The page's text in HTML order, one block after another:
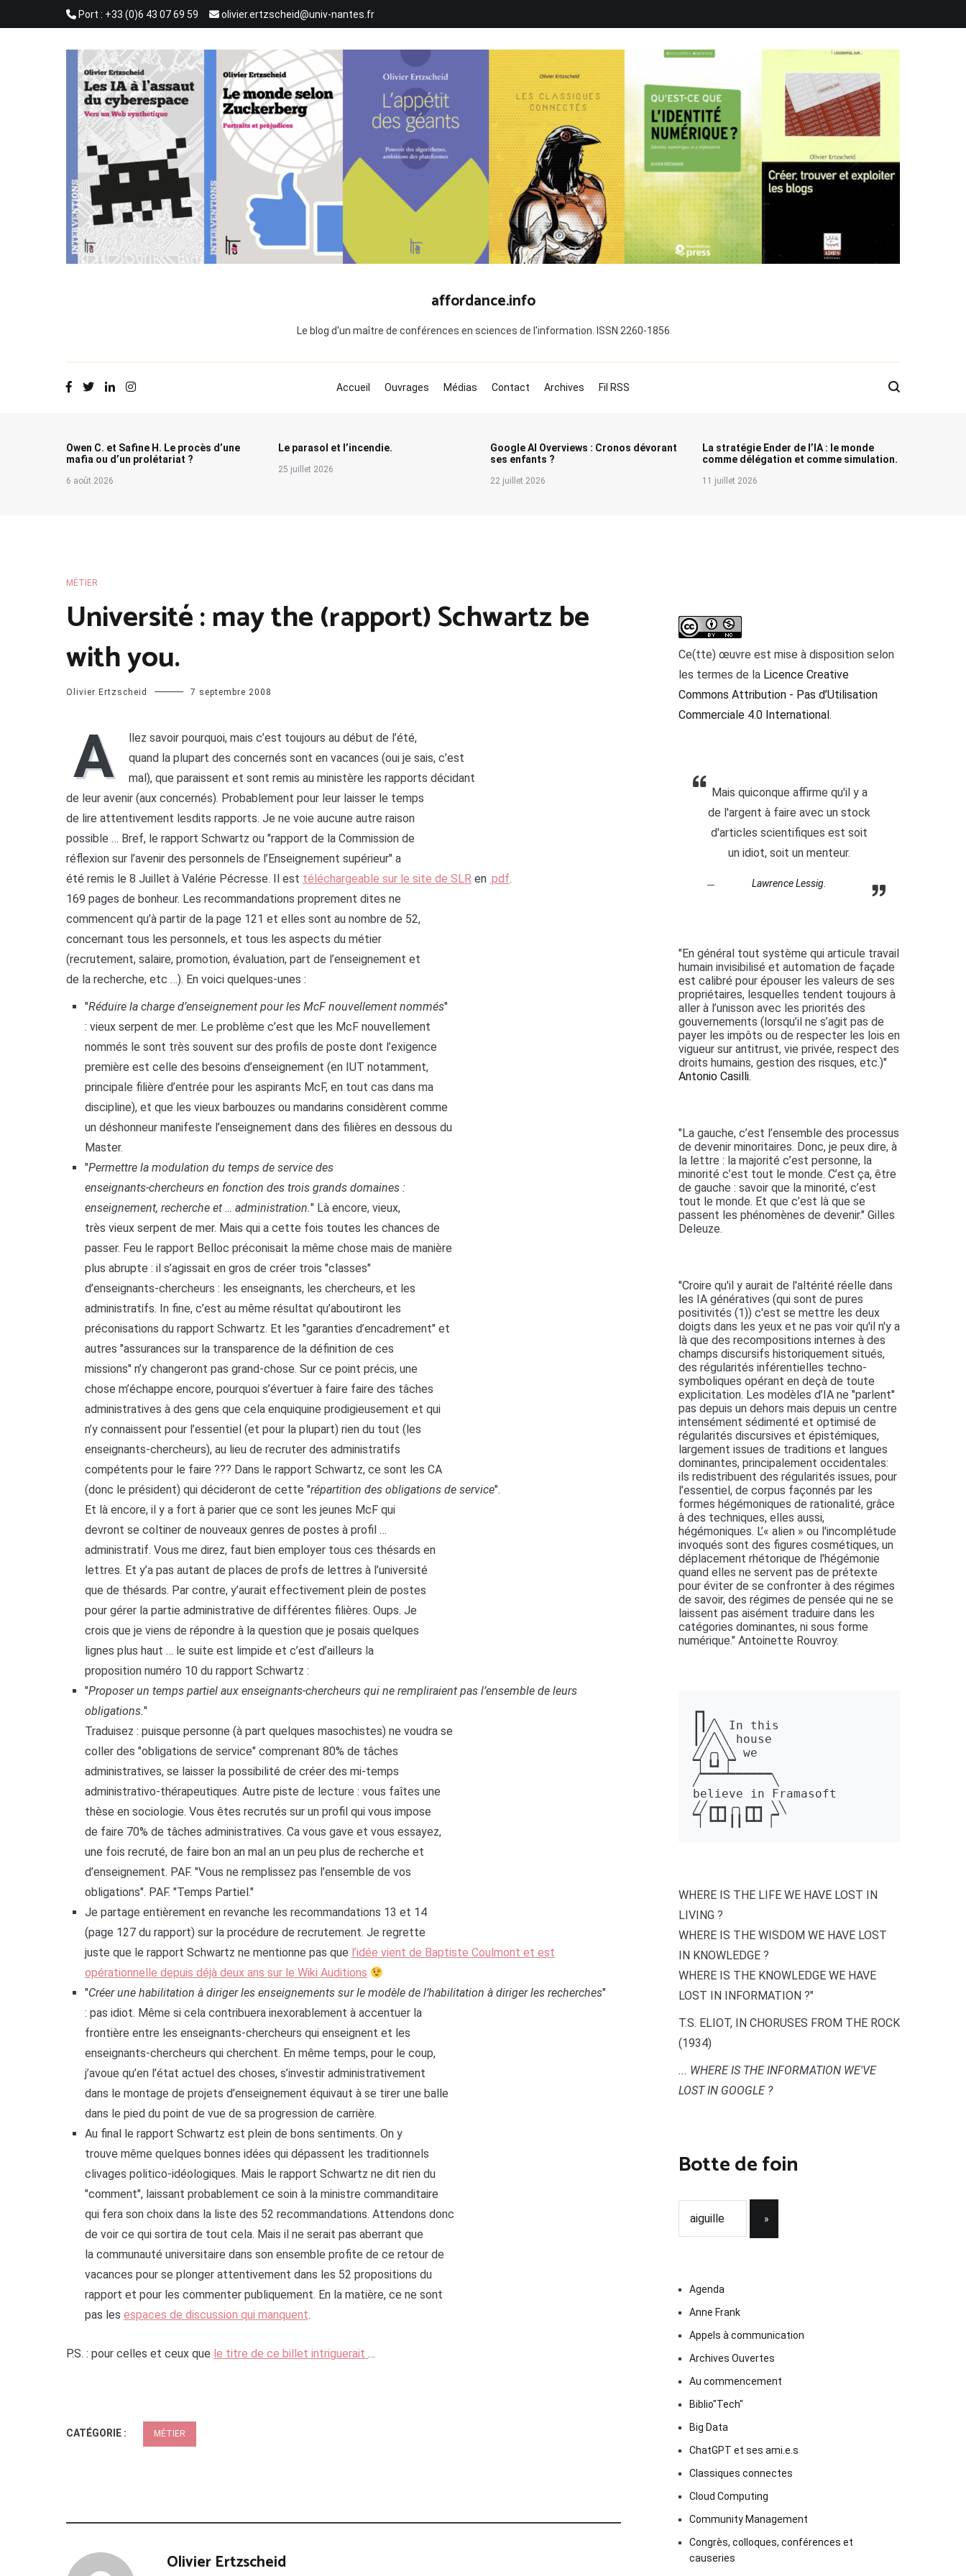
Port : +33 (0)6 43 07 69 59 olivier.ertzscheid@univ-nantes.fr
affordance.info
Le blog d'un maître de conférences en sciences de l'information. ISSN 2260-1856
Accueil Ouvrages Médias Contact Archives Fil RSS
Owen C. et Safine H. Le procès d’une
mafia ou d’un prolétariat ?
6 août 2026
Le parasol et l’incendie.
25 juillet 2026
Google AI Overviews : Cronos dévorant
ses enfants ?
22 juillet 2026
La stratégie Ender de l’IA : le monde
comme délégation et comme simulation.
11 juillet 2026
MÉTIER
Université : may the (rapport) Schwartz be
with you.
Olivier Ertzscheid 7 septembre 2008
A
llez savoir pourquoi, mais c’est toujours au début de l’été,
quand la plupart des concernés sont en vacances (oui je sais, c’est
mal), que paraissent et sont remis au ministère les rapports décidant
de leur avenir (aux concernés). Probablement pour leur laisser le temps
de lire attentivement lesdits rapports. Je ne voie aucune autre raison
possible … Bref, le rapport Schwartz ou "rapport de la Commission de
réflexion sur l’avenir des personnels de l’Enseignement supérieur" a
été remis le 8 Juillet à Valérie Pécresse. Il est téléchargeable sur le site de SLR en .pdf.
169 pages de bonheur. Les recommandations proprement dites ne
commencent qu’à partir de la page 121 et elles sont au nombre de 52,
concernant tous les personnels, et tous les aspects du métier
(recrutement, salaire, promotion, évaluation, part de l’enseignement et
de la recherche, etc …). En voici quelques-unes :
"Réduire la charge d’enseignement pour les McF nouvellement nommés"
: vieux serpent de mer. Le problème c’est que les McF nouvellement
nommés le sont très souvent sur des profils de poste dont l’exigence
première est celle des besoins d’enseignement (en IUT notamment,
principale filière d’entrée pour les aspirants McF, en tout cas dans ma
discipline), et que les vieux barbouzes ou mandarins considèrent comme
un déshonneur manifeste l’enseignement dans des filières en dessous du
Master.
"Permettre la modulation du temps de service des
enseignants-chercheurs en fonction des trois grands domaines :
enseignement, recherche et … administration." Là encore, vieux,
très vieux serpent de mer. Mais qui a cette fois toutes les chances de
passer. Feu le rapport Belloc préconisait la même chose mais de manière
plus abrupte : il s’agissait en gros de créer trois "classes"
d’enseignants-chercheurs : les enseignants, les chercheurs, et les
administratifs. In fine, c’est au même résultat qu’aboutiront les
préconisations du rapport Schwartz. Et les "garanties d’encadrement" et
autres "assurances sur la transparence de la définition de ces
missions" n’y changeront pas grand-chose. Sur ce point précis, une
chose m’échappe encore, pourquoi s’évertuer à faire faire des tâches
administratives à des gens que cela enquiquine prodigieusement et qui
n’y connaissent pour l’essentiel (et pour la plupart) rien du tout (les
enseignants-chercheurs), au lieu de recruter des administratifs
compétents pour le faire ??? Dans le rapport Schwartz, ce sont les CA
(donc le président) qui décideront de cette "répartition des obligations de service".
Et là encore, il y a fort à parier que ce sont les jeunes McF qui
devront se coltiner de nouveaux genres de postes à profil …
administratif. Vous me direz, faut bien employer tous ces thésards en
lettres. Et y’a pas autant de places de profs de lettres à l’université
que de thésards. Par contre, y’aurait effectivement plein de postes
pour gérer la partie administrative de différentes filières. Oups. Je
crois que je viens de répondre à la question que je posais quelques
lignes plus haut … le suite est limpide et c’est d’ailleurs la
proposition numéro 10 du rapport Schwartz :
"Proposer un temps partiel aux enseignants-chercheurs qui ne rempliraient pas l’ensemble de leurs
obligations."
Traduisez : puisque personne (à part quelques masochistes) ne voudra se
coller des "obligations de service" comprenant 80% de tâches
administratives, se laisser la possibilité de créer des mi-temps
administrativo-thérapeutiques. Autre piste de lecture : vous faîtes une
thèse en sociologie. Vous êtes recrutés sur un profil qui vous impose
de faire 70% de tâches administratives. Ca vous gave et vous essayez,
une fois recruté, de faire bon an mal an un peu plus de recherche et
d’enseignement. PAF. "Vous ne remplissez pas l’ensemble de vos
obligations". PAF. "Temps Partiel."
Je partage entièrement en revanche les recommandations 13 et 14
(page 127 du rapport) sur la procédure de recrutement. Je regrette
juste que le rapport Schwartz ne mentionne pas que l’idée vient de Baptiste Coulmont et est
opérationnelle depuis déjà deux ans sur le Wiki Auditions
"Créer une habilitation à diriger les enseignements sur le modèle de l’habilitation à diriger les recherches"
: pas idiot. Même si cela contribuera inexorablement à accentuer la
frontière entre les enseignants-chercheurs qui enseignent et les
enseignants-chercheurs qui cherchent. En même temps, pour le coup,
j’avoue qu’en l’état actuel des choses, s’investir administrativement
dans le montage de projets d’enseignement équivaut à se tirer une balle
dans le pied du point de vue de sa progression de carrière.
Au final le rapport Schwartz est plein de bons sentiments. On y
trouve même quelques bonnes idées qui dépassent les traditionnels
clivages politico-idéologiques. Mais le rapport Schwartz ne dit rien du
"comment", laissant probablement ce soin à la ministre commanditaire
qui fera son choix dans la liste des 52 recommandations. Attendons donc
de voir ce qui sortira de tout cela. Mais il ne serait pas aberrant que
la communauté universitaire dans son ensemble profite de ce retour de
vacances pour se plonger attentivement dans les 52 propositions du
rapport et pour les commenter publiquement. En la matière, ce ne sont
pas les espaces de discussion qui manquent.
P.S. : pour celles et ceux que le titre de ce billet intriguerait …
CATÉGORIE : MÉTIER
Olivier Ertzscheid
Ce(tte) œuvre est mise à disposition selon
les termes de la Licence Creative
Commons Attribution - Pas d’Utilisation
Commerciale 4.0 International .
Mais quiconque affirme qu'il y a
de l'argent à faire avec un stock
d'articles scientifiques est soit
un idiot, soit un menteur.
Lawrence Lessig.
"En général tout système qui articule travail
humain invisibilisé et automation de façade
est calibré pour épouser les valeurs de ses
propriétaires, lesquelles tendent toujours à
aller à l’unisson avec les priorités des
gouvernements (lorsqu’il ne s’agit pas de
payer les impôts ou de respecter les lois en
vigueur sur antitrust, vie privée, respect des
droits humains, gestion des risques, etc.)"
Antonio Casilli.
"La gauche, c’est l’ensemble des processus
de devenir minoritaires. Donc, je peux dire, à
la lettre : la majorité c’est personne, la
minorité c’est tout le monde. C’est ça, être
de gauche : savoir que la minorité, c’est
tout le monde. Et que c’est là que se
passent les phénomènes de devenir." Gilles
Deleuze.
"Croire qu'il y aurait de l'altérité réelle dans
les IA génératives (qui sont de pures
positivités (1)) c'est se mettre les deux
doigts dans les yeux et ne pas voir qu'il n'y a
là que des recompositions internes à des
champs discursifs historiquement situés,
des régularités inférentielles techno-
symboliques opérant en deçà de toute
explicitation. Les modèles d’IA ne "parlent"
pas depuis un dehors mais depuis un centre
intensément sédimenté et optimisé de
régularités discursives et épistémiques,
largement issues de traditions et langues
dominantes, principalement occidentales:
ils redistribuent des régularités issues, pour
l’essentiel, de corpus façonnés par les
formes hégémoniques de rationalité, grâce
à des techniques, elles aussi,
hégémoniques. L’« alien » ou l'incomplétude
invoqués sont des figures cosmétiques, un
déplacement rhétorique de l'hégémonie
quand elles ne servent pas de prétexte
pour éviter de se confronter à des régimes
de savoir, des régimes de pensée qui ne se
laissent pas aisément traduire dans les
catégories dominantes, ni sous forme
numérique." Antoinette Rouvroy.
┏┓
┃┃╱╲ In this
┃╱╱╲╲ house
╱╱╭╮╲╲ we
▔▏┗┛▕▔
╱▔▔▔▔▔▔▔▔▔▔╲
believe in Framasoft
╱╱┏┳┓╭╮┏┳┓ ╲╲
▔▏┗┻┛┃┃┗┻┛▕▔
WHERE IS THE LIFE WE HAVE LOST IN
LIVING ?
WHERE IS THE WISDOM WE HAVE LOST
IN KNOWLEDGE ?
WHERE IS THE KNOWLEDGE WE HAVE
LOST IN INFORMATION ?"
T.S. ELIOT, IN CHORUSES FROM THE ROCK
(1934)
... WHERE IS THE INFORMATION WE'VE
LOST IN GOOGLE ?
Botte de foin
Agenda
Anne Frank
Appels à communication
Archives Ouvertes
Au commencement
Biblio"Tech"
Big Data
ChatGPT et ses ami.e.s
Classiques connectes
Cloud Computing
Community Management
Congrès, colloques, conférences et
causeries